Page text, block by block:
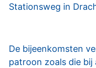
Stationsweg in
De bijeenkomsten
patroon zoals die bij